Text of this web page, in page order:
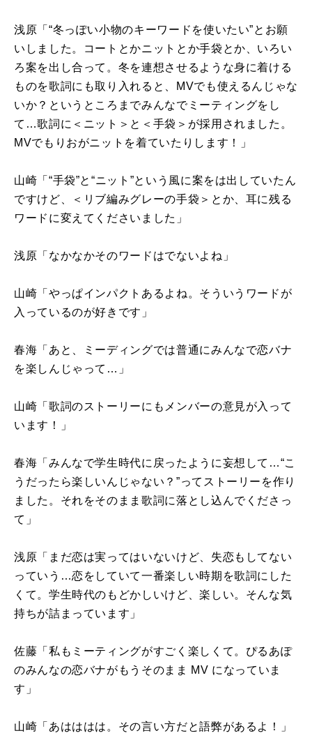
浅原「“冬っぽい小物のキーワードを使いたい”とお願
いしました。コートとかニットとか手袋とか、いろい
ろ案を出し合って。冬を連想させるような身に着ける
ものを歌詞にも取り入れると、
MVでも使えるんじゃな
いか？というところまでみんなでミーティングをし
て…歌詞に＜ニット＞と＜手袋＞が採用されました。
MVでもりおがニットを着ていたりします！」
山崎「“手袋”と“ニット”という風に案をは出していたん
ですけど、＜リブ編みグレーの手袋＞とか、耳に残る
ワードに変えてくださいました」
浅原「なかなかそのワードはでないよね」
山崎「やっぱインパクトあるよね。そういうワードが
入っているのが好きです」
春海「あと、ミーディングでは普通にみんなで恋バナ
を楽しんじゃって…」
山崎「歌詞のストーリーにもメンバーの意見が入って
います！」
春海「みんなで学生時代に戻ったように妄想して…“こ
うだったら楽しいんじゃない？”ってストーリーを作り
ました。それをそのまま歌詞に落とし込んでくださっ
て」
浅原「まだ恋は実ってはいないけど、失恋もしてない
っていう…恋をしていて一番楽しい時期を歌詞にした
くて。学生時代のもどかしいけど、楽しい。そんな気
持ちが詰まっています」
佐藤「私もミーティングがすごく楽しくて。ぴるあぽ
のみんなの恋バナがもうそのまま
MV になっていま
す」
山崎「あはははは。その言い方だと語弊があるよ！」